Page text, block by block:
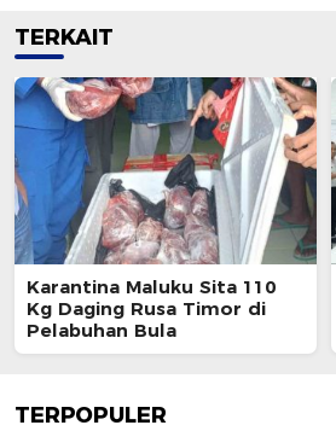
TERKAIT
Karantina Maluku Sita 110
Kg Daging Rusa Timor di
Pelabuhan Bula
TERPOPULER